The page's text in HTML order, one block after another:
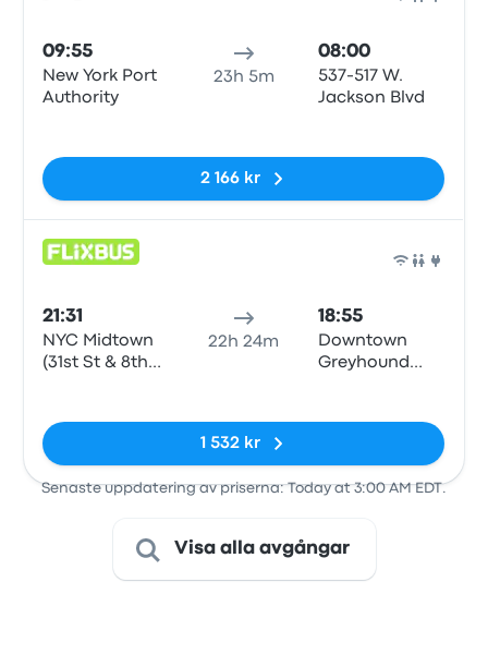
09:55
New York Port
Authority
23h 5m
08:00
537-517 W.
Jackson Blvd
2 166 kr
21:31
NYC Midtown
(31st St & 8th
22h 24m
18:55
Downtown
Greyhound
1 532 kr
Senaste uppdatering av priserna: Today at 3:00 AM EDT.
Visa alla avgångar